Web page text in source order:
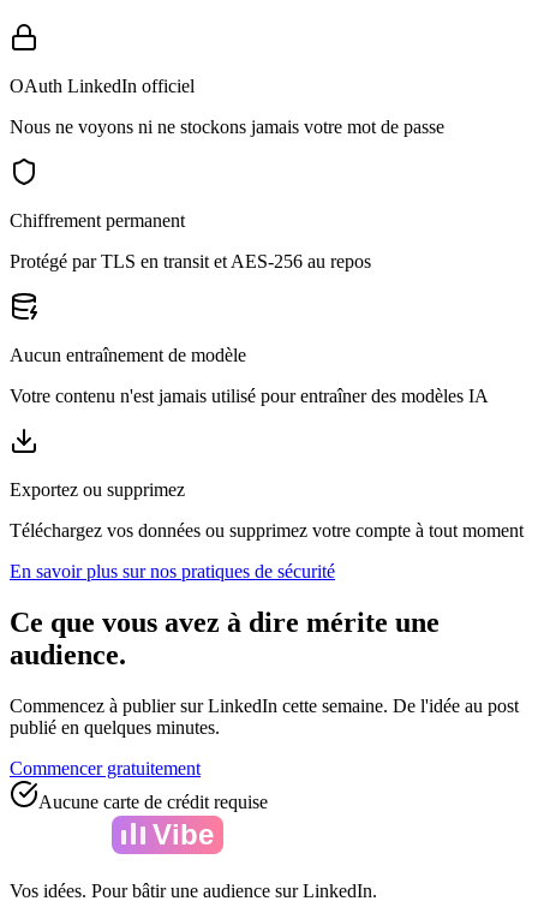
OAuth LinkedIn officiel
Nous ne voyons ni ne stockons jamais votre mot de passe
Chiffrement permanent
Protégé par TLS en transit et AES-256 au repos
Aucun entraînement de modèle
Votre contenu n'est jamais utilisé pour entraîner des modèles IA
Exportez ou supprimez
Téléchargez vos données ou supprimez votre compte à tout moment
En savoir plus sur nos pratiques de sécurité
Ce que vous avez à dire mérite une
audience.
Commencez à publier sur LinkedIn cette semaine. De l'idée au post
publié en quelques minutes.
Commencer gratuitement
Aucune carte de crédit requise
Vibe
Vos idées. Pour bâtir une audience sur LinkedIn.